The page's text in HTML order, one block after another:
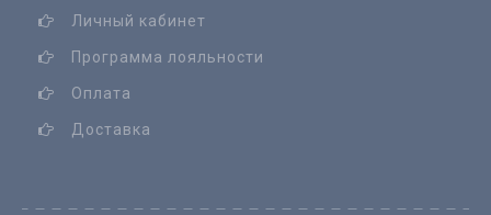
Личный кабинет
Программа лояльности
Оплата
Доставка